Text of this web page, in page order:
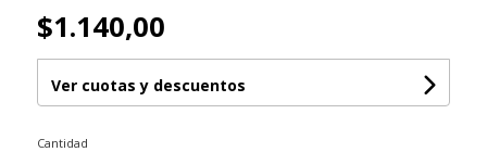
$1.140,00
Ver cuotas y descuentos
Cantidad